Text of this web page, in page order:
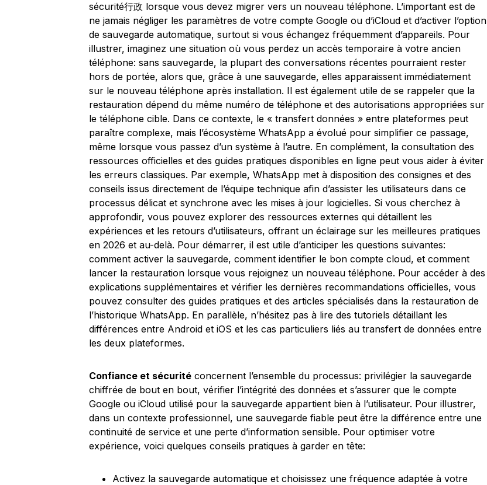
sécurité行政 lorsque vous devez migrer vers un nouveau téléphone. L’important est de
ne jamais négliger les paramètres de votre compte Google ou d’iCloud et d’activer l’option
de sauvegarde automatique, surtout si vous échangez fréquemment d’appareils. Pour
illustrer, imaginez une situation où vous perdez un accès temporaire à votre ancien
téléphone: sans sauvegarde, la plupart des conversations récentes pourraient rester
hors de portée, alors que, grâce à une sauvegarde, elles apparaissent immédiatement
sur le nouveau téléphone après installation. Il est également utile de se rappeler que la
restauration dépend du même numéro de téléphone et des autorisations appropriées sur
le téléphone cible. Dans ce contexte, le « transfert données » entre plateformes peut
paraître complexe, mais l’écosystème WhatsApp a évolué pour simplifier ce passage,
même lorsque vous passez d’un système à l’autre. En complément, la consultation des
ressources officielles et des guides pratiques disponibles en ligne peut vous aider à éviter
les erreurs classiques. Par exemple, WhatsApp met à disposition des consignes et des
conseils issus directement de l’équipe technique afin d’assister les utilisateurs dans ce
processus délicat et synchrone avec les mises à jour logicielles. Si vous cherchez à
approfondir, vous pouvez explorer des ressources externes qui détaillent les
expériences et les retours d’utilisateurs, offrant un éclairage sur les meilleures pratiques
en 2026 et au-delà. Pour démarrer, il est utile d’anticiper les questions suivantes:
comment activer la sauvegarde, comment identifier le bon compte cloud, et comment
lancer la restauration lorsque vous rejoignez un nouveau téléphone. Pour accéder à des
explications supplémentaires et vérifier les dernières recommandations officielles, vous
pouvez consulter des guides pratiques et des articles spécialisés dans la restauration de
l’historique WhatsApp. En parallèle, n’hésitez pas à lire des tutoriels détaillant les
différences entre Android et iOS et les cas particuliers liés au transfert de données entre
les deux plateformes.
Confiance et sécurité concernent l’ensemble du processus: privilégier la sauvegarde
chiffrée de bout en bout, vérifier l’intégrité des données et s’assurer que le compte
Google ou iCloud utilisé pour la sauvegarde appartient bien à l’utilisateur. Pour illustrer,
dans un contexte professionnel, une sauvegarde fiable peut être la différence entre une
continuité de service et une perte d’information sensible. Pour optimiser votre
expérience, voici quelques conseils pratiques à garder en tête:
Activez la sauvegarde automatique et choisissez une fréquence adaptée à votre